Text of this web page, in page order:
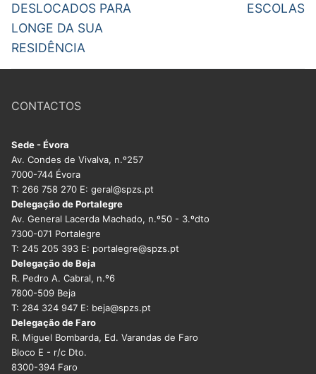
DESLOCADOS PARA
LONGE DA SUA
RESIDÊNCIA
ESCOLAS
CONTACTOS
Sede - Évora
Av. Condes de Vivalva, n.º257
7000-744 Évora
T: 266 758 270 E: geral@spzs.pt
Delegação de Portalegre
Av. General Lacerda Machado, n.º50 - 3.ºdto
7300-071 Portalegre
T: 245 205 393 E: portalegre@spzs.pt
Delegação de Beja
R. Pedro A. Cabral, n.º6
7800-509 Beja
T: 284 324 947 E: beja@spzs.pt
Delegação de Faro
R. Miguel Bombarda, Ed. Varandas de Faro
Bloco E - r/c Dto.
8300-394 Faro